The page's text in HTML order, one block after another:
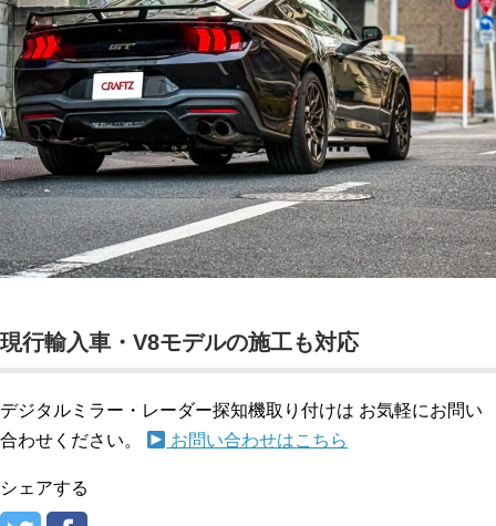
現行輸入車・V8モデルの施工も対応
デジタルミラー・レーダー探知機取り付けは お気軽にお問い
合わせください。
お問い合わせはこちら
シェアする